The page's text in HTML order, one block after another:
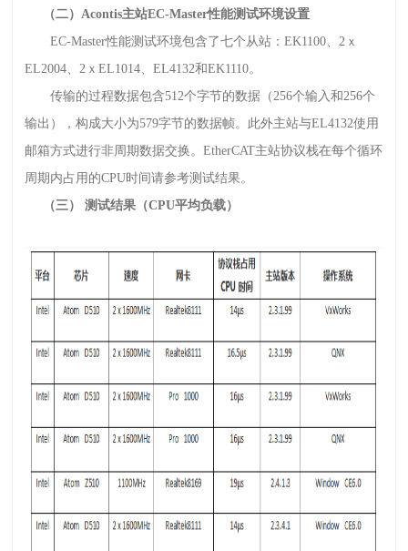
（二）Acontis主站EC-Master性能测试环境设置
EC-Master性能测试环境包含了七个从站：EK1100、2ｘ
EL2004、2ｘEL1014、EL4132和EK1110。
传输的过程数据包含512个字节的数据（256个输入和256个
输出），构成大小为579字节的数据帧。此外主站与EL4132使用
邮箱方式进行非周期数据交换。EtherCAT主站协议栈在每个循环
周期内占用的CPU时间请参考测试结果。
（三） 测试结果（CPU平均负载）